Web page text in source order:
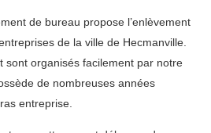
de bureau propose l’enlèvement
de la ville de Hecmanville.
sont organisés facilement par notre
de nombreuses années
entreprise.